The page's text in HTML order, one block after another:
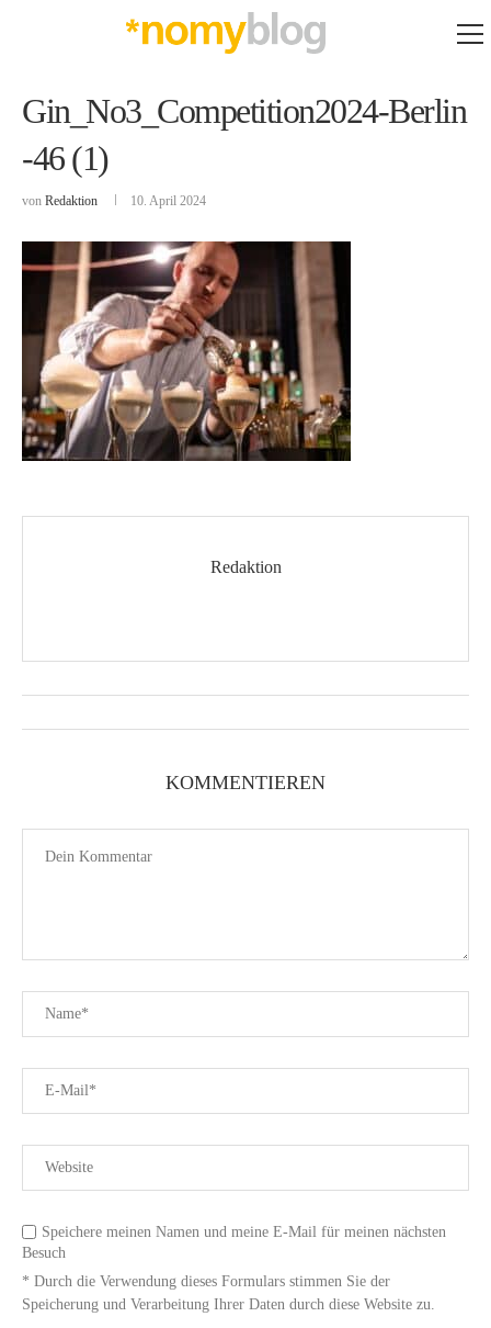
Gin_No3_Competition2024-Berlin
-46 (1)
von Redaktion 10. April 2024
Redaktion
KOMMENTIEREN
Speichere meinen Namen und meine E-Mail für meinen nächsten
Besuch
* Durch die Verwendung dieses Formulars stimmen Sie der
Speicherung und Verarbeitung Ihrer Daten durch diese Website zu.